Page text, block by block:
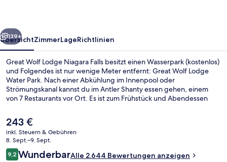
Weiter
139+
ÜbersichtZimmerLageRichtlinien
Great Wolf Lodge Niagara Falls besitzt einen Wasserpark (kostenlos)
und Folgendes ist nur wenige Meter entfernt: Great Wolf Lodge
Water Park. Nach einer Abkühlung im Innenpool oder
Strömungskanal kannst du im Antler Shanty essen gehen, einem
von 7 Restaurants vor Ort. Es ist zum Frühstück und Abendessen
(rund um die Uhr geöffnet) und ein Außenpool (je nach Saison
geöffnet). Der Pool und das hilfsbereite Personal erhalten tolle
Bewertungen von anderen Reisenden.
Der
aktuelle
Preis
beträgt
243 €.
243 €
inkl. Steuern & Gebühren
8. Sept.–9. Sept.
Bewertungen
9,29,2 von 10.
WunderbarAlle 2.644 Bewertungen anzeigen